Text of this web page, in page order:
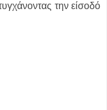
την είσοδό